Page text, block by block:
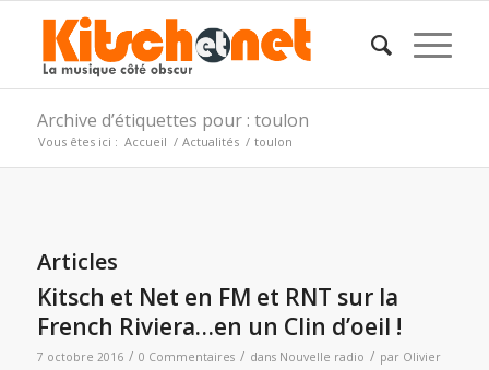
Archive d’étiquettes pour : toulon
Vous êtes ici : Accueil / Actualités / toulon
Articles
Kitsch et Net en FM et RNT sur la
French Riviera…en un Clin d’oeil !
7 octobre 2016 / 0 Commentaires / dans Nouvelle radio / par Olivier